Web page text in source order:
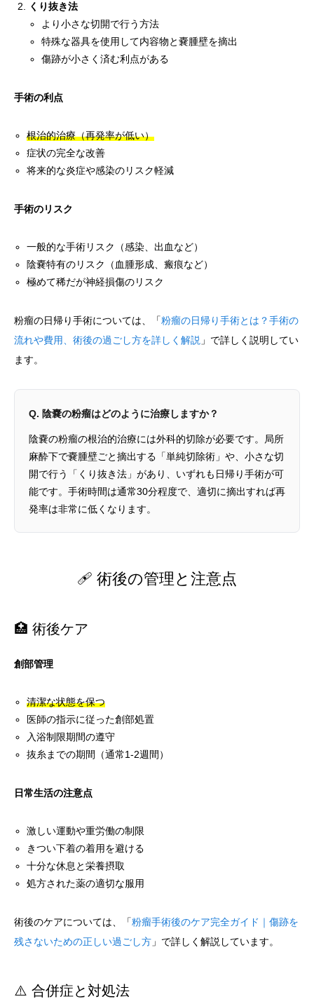
くり抜き法
より小さな切開で行う方法
特殊な器具を使用して内容物と嚢腫壁を摘出
傷跡が小さく済む利点がある
手術の利点
根治的治療（再発率が低い）
症状の完全な改善
将来的な炎症や感染のリスク軽減
手術のリスク
一般的な手術リスク（感染、出血など）
陰嚢特有のリスク（血腫形成、瘢痕など）
極めて稀だが神経損傷のリスク
粉瘤の日帰り手術については、「粉瘤の日帰り手術とは？手術の
流れや費用、術後の過ごし方を詳しく解説 」で詳しく説明してい
ます。
Q. 陰嚢の粉瘤はどのように治療しますか？
陰嚢の粉瘤の根治的治療には外科的切除が必要です。局所
麻酔下で嚢腫壁ごと摘出する「単純切除術」や、小さな切
開で行う「くり抜き法」があり、いずれも日帰り手術が可
能です。手術時間は通常30分程度で、適切に摘出すれば再
発率は非常に低くなります。
🩹 術後の管理と注意点
🏥 術後ケア
創部管理
清潔な状態を保つ
医師の指示に従った創部処置
入浴制限期間の遵守
抜糸までの期間（通常1-2週間）
日常生活の注意点
激しい運動や重労働の制限
きつい下着の着用を避ける
十分な休息と栄養摂取
処方された薬の適切な服用
術後のケアについては、「粉瘤手術後のケア完全ガイド｜傷跡を
残さないための正しい過ごし方 」で詳しく解説しています。
⚠️ 合併症と対処法